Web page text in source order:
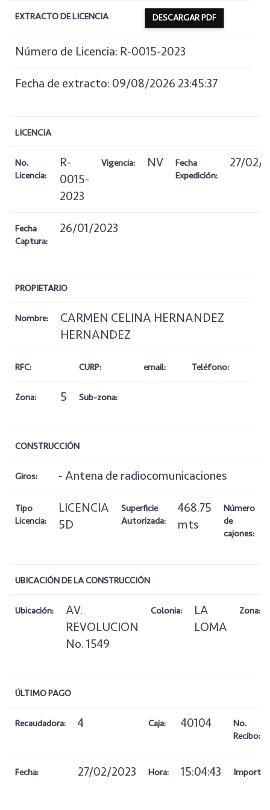
EXTRACTO DE LICENCIA DESCARGAR PDF
Número de Licencia: R-0015-2023
Fecha de extracto: 09/08/2026 23:45:37
LICENCIA
No.
Licencia:
R-
0015-
2023
Vigencia: NV
Fecha
Expedición:
27/02/
Fecha
Captura:
26/01/2023
PROPIETARIO
Nombre:
CARMEN CELINA HERNANDEZ
HERNANDEZ
RFC: CURP: email: Teléfono:
Zona: 5 Sub-zona:
CONSTRUCCIÓN
Giros: - Antena de radiocomunicaciones
Tipo
Licencia:
LICENCIA
5D
Superficie
Autorizada:
468.75
mts
Número
de
cajones:
UBICACIÓN DE LA CONSTRUCCIÓN
Ubicación:
AV.
REVOLUCION
No. 1549
Colonia:
LA
LOMA
Zona:
ÚLTIMO PAGO
Recaudadora: 4 Caja: 40104
No.
Recibo:
Fecha: 27/02/2023 Hora: 15:04:43 Importe: